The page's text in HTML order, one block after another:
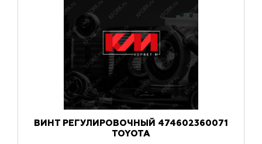
ВИНТ РЕГУЛИРОВОЧНЫЙ 474602360071
TOYOTA